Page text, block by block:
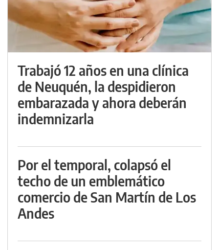
Trabajó 12 años en una clínica
de Neuquén, la despidieron
embarazada y ahora deberán
indemnizarla
Por el temporal, colapsó el
techo de un emblemático
comercio de San Martín de Los
Andes